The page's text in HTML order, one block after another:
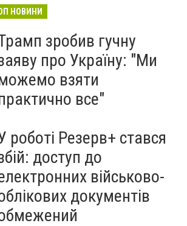
НОВИНИ
зробив гучну
про Україну: "Ми
взяти
все"
роботі Резерв+ стався
доступ до
військово-
документів